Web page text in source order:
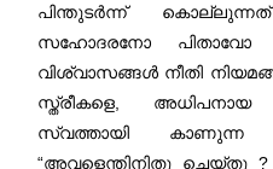
പിന്തുടർന്ന്
സഹോദരനോ പിതാവോ
വിശ്വാസങ്ങള്‍ നീതി
സ്ത്രീകളെ,
സ്വത്തായി കാണുന്ന
“അവളെന്തിനിതു ചെയ്തു